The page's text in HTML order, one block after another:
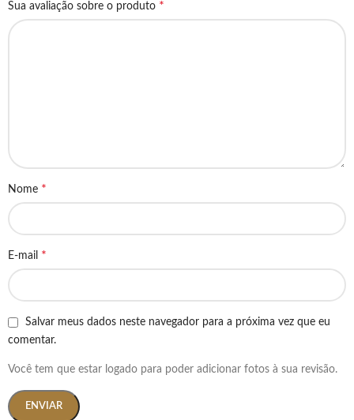
Sua avaliação sobre o produto *
Nome *
E-mail *
Salvar meus dados neste navegador para a próxima vez que eu
comentar.
Você tem que estar logado para poder adicionar fotos à sua revisão.